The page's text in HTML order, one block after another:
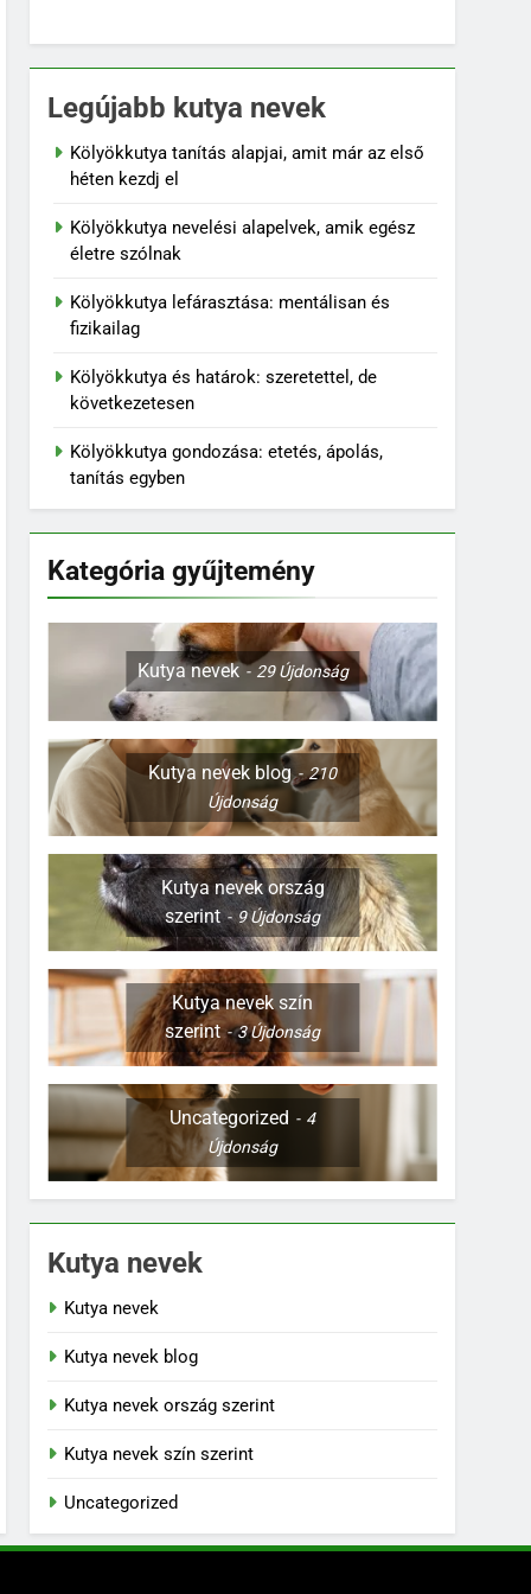
Legújabb kutya nevek
Kölyökkutya tanítás alapjai, amit már az első
héten kezdj el
Kölyökkutya nevelési alapelvek, amik egész
életre szólnak
Kölyökkutya lefárasztása: mentálisan és
fizikailag
Kölyökkutya és határok: szeretettel, de
következetesen
Kölyökkutya gondozása: etetés, ápolás,
tanítás egyben
Kategória gyűjtemény
Kutya nevek 29Újdonság
Kutya nevek blog
210
Újdonság
Kutya nevek ország
szerint
9Újdonság
Kutya nevek szín
szerint
3Újdonság
Uncategorized
4
Újdonság
Kutya nevek
Kutya nevek
Kutya nevek blog
Kutya nevek ország szerint
Kutya nevek szín szerint
Uncategorized